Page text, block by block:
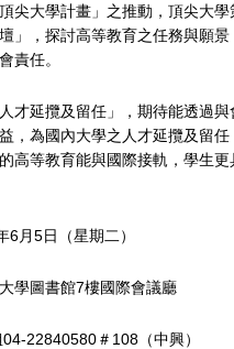
尖大學計畫」之推動，頂尖大
」，探討高等教育之任務與願景
責任。
才延攬及留任」，期待能透過與
，為國內大學之人才延攬及留任
高等教育能與國際接軌，學生
月5日（星期二）
學圖書館7樓國際會議廳
22840580＃108（中興）